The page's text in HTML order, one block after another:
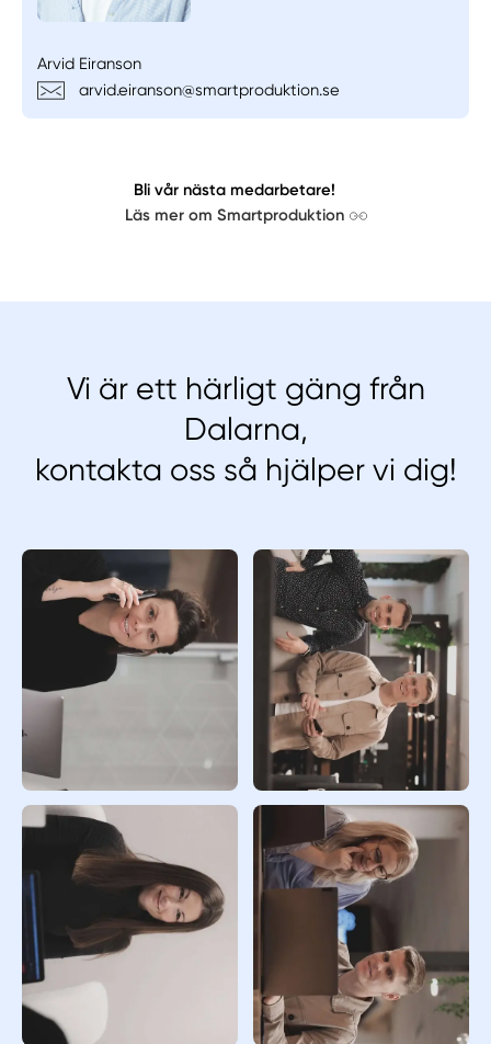
Arvid Eiranson
arvid.eiranson@smartproduktion.se
Bli vår nästa medarbetare!
Läs mer om Smartproduktion
Vi är ett härligt gäng från
Dalarna,
kontakta oss så hjälper vi dig!